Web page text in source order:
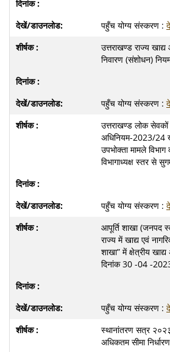
पहुँच योग्य संस्करण :
उत्तराखण्ड राज्य
निवारण (संशोधन)
पहुँच योग्य संस्करण :
उत्तराखण्ड लोक सेवकों
अधिनियम-2023/24
उपभोक्ता मामले
विभागाध्यक्ष स्तर से
पहुँच योग्य संस्करण :
आपूर्ति शाखा (जनपद
राज्य में खाद्य एवं
शाखा” में क्षेत्रीय खाद्य
दिनांक 30 -04 -
पहुँच योग्य संस्करण :
स्थानांतरण सत्र
अधिकतम सीमा